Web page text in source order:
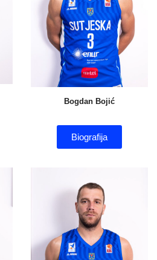
Bogdan Bojić
Biografija